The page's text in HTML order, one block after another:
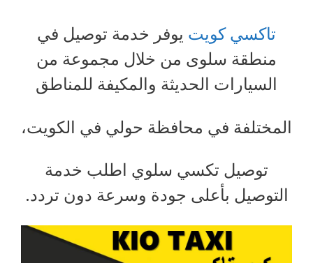
تاكسي كويت يوفر خدمة توصيل في
منطقة سلوى من خلال مجموعة من
السيارات الحديثة والمكيفة للمناطق
المختلفة في محافظة حولي في الكويت،
توصيل تكسي سلوي اطلب خدمة
التوصيل بأعلى جودة وسرعة دون تردد.